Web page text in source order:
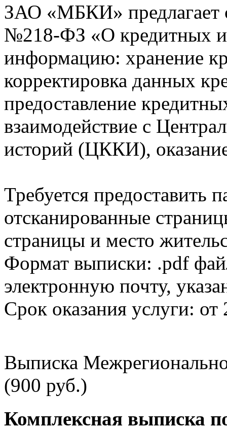
ЗАО «МБКИ» предлагает
№218-ФЗ «О кредитных
информацию: хранение
корректировка данных
предоставление
взаимодействие с
историй (ЦККИ),
Требуется предоставить
отсканированные
страницы и место
Формат выписки: .pdf
электронную почту,
Срок оказания услуги: от
Выписка
(900 руб.)
Комплексная выписка